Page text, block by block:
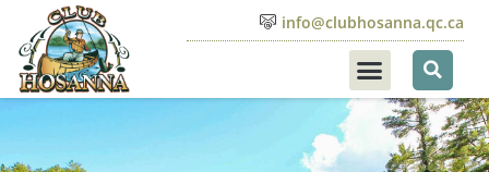
info@clubhosanna.qc.ca